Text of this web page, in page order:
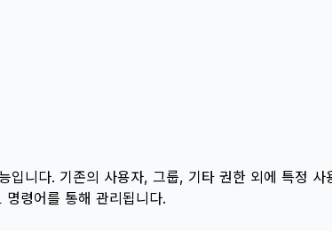
니다. 기존의 사용자, 그룹, 기타 권한 외에 특정 사
명령어를 통해 관리됩니다.